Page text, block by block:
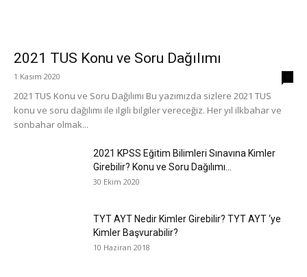
2021 TUS Konu ve Soru Dağılımı
1 Kasım 2020
2021 TUS Konu ve Soru Dağılımı Bu yazımızda sizlere 2021 TUS
konu ve soru dağılımı ile ilgili bilgiler vereceğiz. Her yıl ilkbahar ve
sonbahar olmak...
2021 KPSS Eğitim Bilimleri Sınavına Kimler
Girebilir? Konu ve Soru Dağılımı...
30 Ekim 2020
TYT AYT Nedir Kimler Girebilir? TYT AYT ‘ye
Kimler Başvurabilir?
10 Haziran 2018